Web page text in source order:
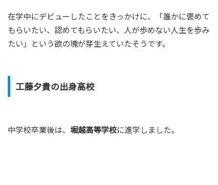
在学中にデビューしたことをきっかけに、「誰かに褒めて
もらいたい、認めてもらいたい、人が歩めない人生を歩み
たい」という欲の塊が芽生えていたそうです。
工藤夕貴の出身高校
中学校卒業後は、 堀越高等学校に進学しました。